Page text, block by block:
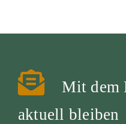
Mit dem
aktuell bleiben